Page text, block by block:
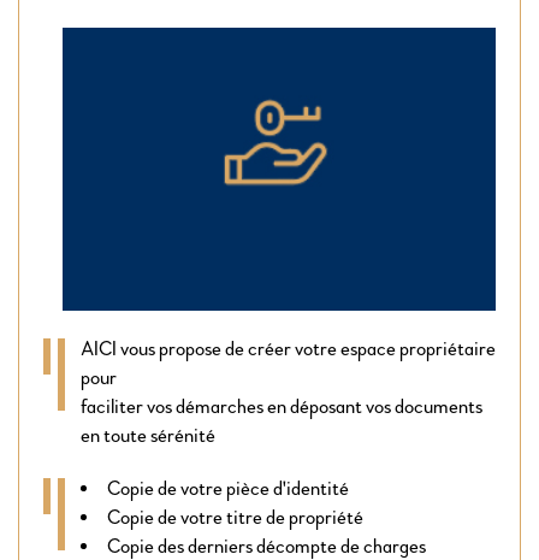
AICI vous propose de créer votre espace propriétaire
pour
faciliter vos démarches en déposant vos documents
en toute sérénité
Copie de votre pièce d'identité
Copie de votre titre de propriété
Copie des derniers décompte de charges